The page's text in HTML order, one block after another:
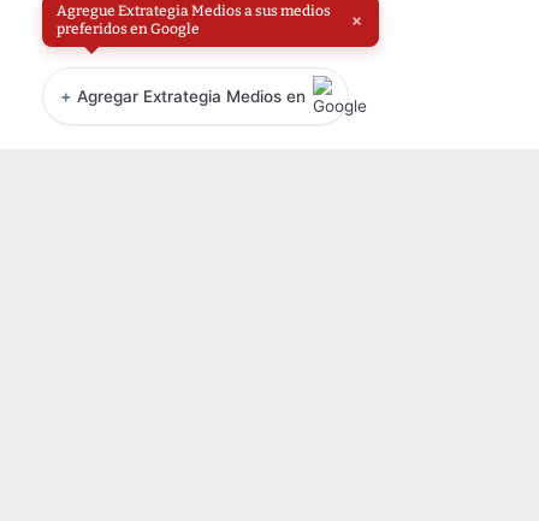
Agregue Extrategia Medios a sus medios
preferidos en Google
×
+ Agregar Extrategia Medios en